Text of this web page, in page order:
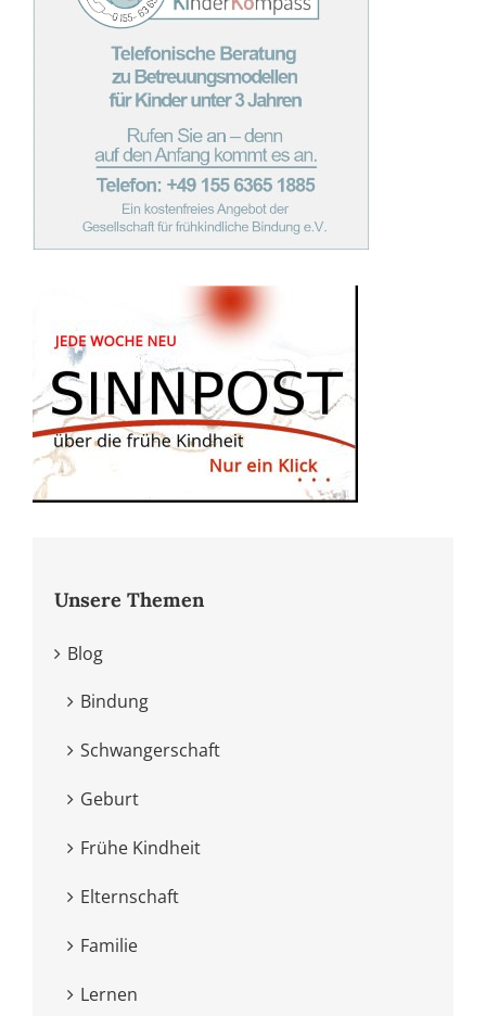
Unsere Themen
Blog
Bindung
Schwangerschaft
Geburt
Frühe Kindheit
Elternschaft
Familie
Lernen